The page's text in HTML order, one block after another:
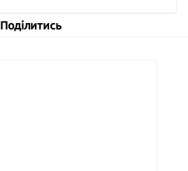
Поділитись